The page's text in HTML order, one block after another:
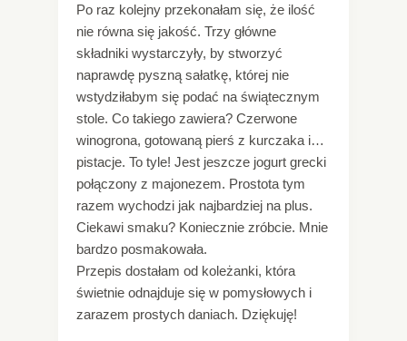
Po raz kolejny przekonałam się, że ilość
nie równa się jakość. Trzy główne
składniki wystarczyły, by stworzyć
naprawdę pyszną sałatkę, której nie
wstydziłabym się podać na świątecznym
stole. Co takiego zawiera? Czerwone
winogrona, gotowaną pierś z kurczaka i…
pistacje. To tyle! Jest jeszcze jogurt grecki
połączony z majonezem. Prostota tym
razem wychodzi jak najbardziej na plus.
Ciekawi smaku? Koniecznie zróbcie. Mnie
bardzo posmakowała.
Przepis dostałam od koleżanki, która
świetnie odnajduje się w pomysłowych i
zarazem prostych daniach. Dziękuję!